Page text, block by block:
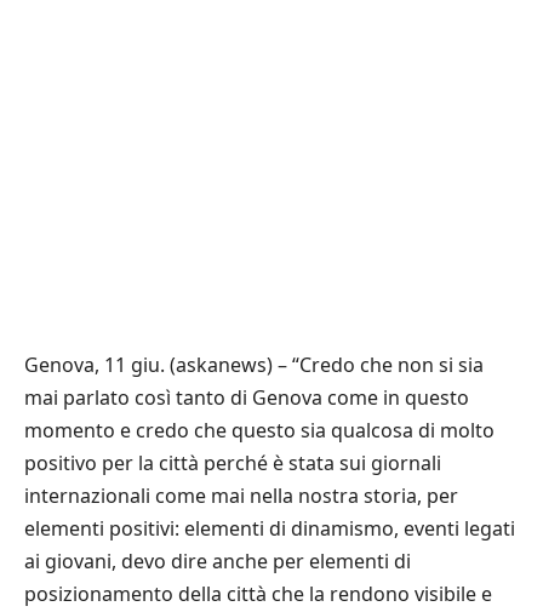
Genova, 11 giu. (askanews) – “Credo che non si sia
mai parlato così tanto di Genova come in questo
momento e credo che questo sia qualcosa di molto
positivo per la città perché è stata sui giornali
internazionali come mai nella nostra storia, per
elementi positivi: elementi di dinamismo, eventi legati
ai giovani, devo dire anche per elementi di
posizionamento della città che la rendono visibile e